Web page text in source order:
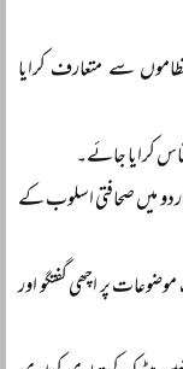
سے متعارف کرایا
کرایا جائے۔
میں صحافتی اسلوب کے
پر اچھی گفتگو اور